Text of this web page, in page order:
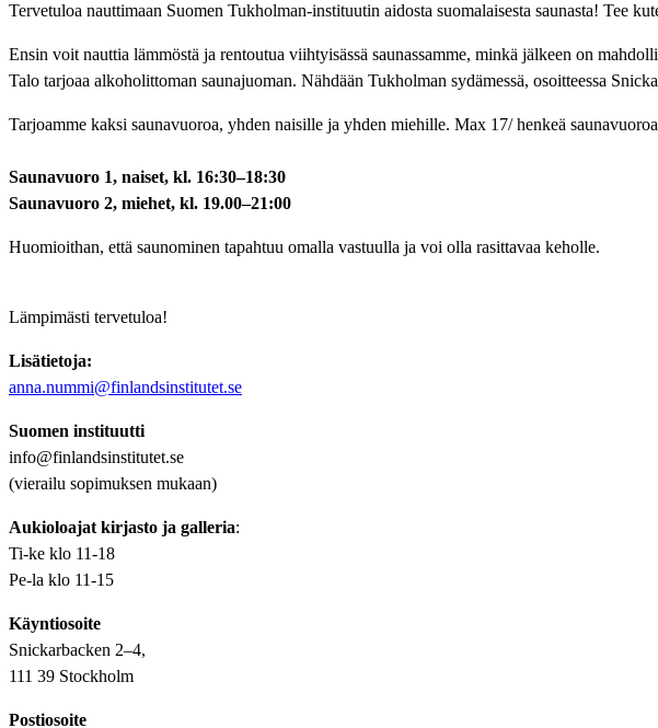
Tervetuloa nauttimaan Suomen Tukholman-instituutin aidosta suomalaisesta saunasta! Tee
Ensin voit nauttia lämmöstä ja rentoutua viihtyisässä saunassamme, minkä jälkeen on
Talo tarjoaa alkoholittoman saunajuoman. Nähdään Tukholman sydämessä, osoitteessa
Tarjoamme kaksi saunavuoroa, yhden naisille ja yhden miehille. Max 17/ henkeä
Saunavuoro 1, naiset, kl. 16:30–18:30
Saunavuoro 2, miehet, kl. 19.00–21:00
Huomioithan, että saunominen tapahtuu omalla vastuulla ja voi olla rasittavaa keholle.
Lämpimästi tervetuloa!
Lisätietoja:
anna.nummi@finlandsinstitutet.se
Suomen instituutti
info@finlandsinstitutet.se
(vierailu sopimuksen mukaan)
Aukioloajat kirjasto ja galleria:
Ti-ke klo 11-18
Pe-la klo 11-15
Käyntiosoite
Snickarbacken 2–4,
111 39 Stockholm
Postiosoite